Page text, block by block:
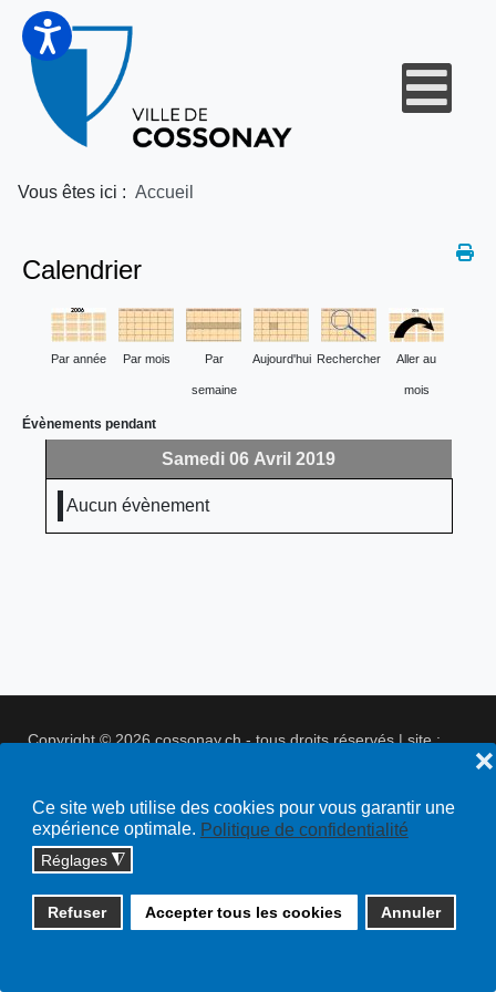
Ce site web utilise des cookies pour vous garantir une
expérience optimale. Politique de confidentialité
Réglages ◮
Refuser Accepter tous les cookies Annuler
❌
Vous êtes ici : Accueil
Calendrier
Par année Par mois Par
semaine
Aujourd'hui Rechercher Aller au
mois
Évènements pendant
Samedi 06 Avril 2019
Aucun évènement
Copyright © 2026 cossonay.ch - tous droits réservés | site :
Plan du site